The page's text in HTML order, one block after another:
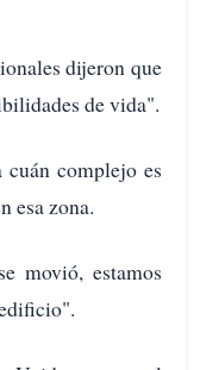
dijeron que
de vida".
cuán complejo es
esa zona.
movió, estamos